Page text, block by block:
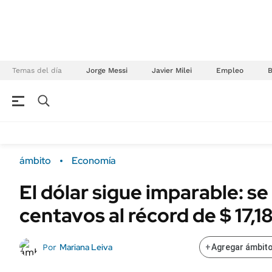
Temas del día Jorge Messi Javier Milei Empleo
Campo
FINANZAS
Mercados
Sustentabilidad
Seguros
POLÍTICA
ámbito Economía
El dólar sigue imparable: se
centavos al récord de $ 17,18
Por Mariana Leiva +Agregar